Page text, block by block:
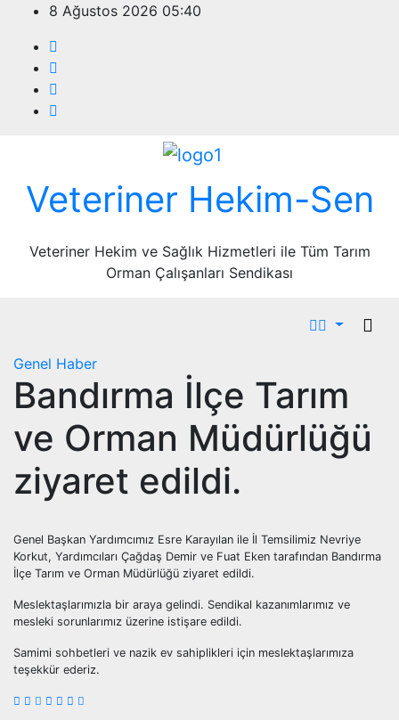
content
8 Ağustos 2026 05:40
Veteriner Hekim-Sen
Veteriner Hekim ve Sağlık Hizmetleri ile Tüm Tarım
Orman Çalışanları Sendikası
Genel Haber
Bandırma İlçe Tarım
ve Orman Müdürlüğü
ziyaret edildi.
Genel Başkan Yardımcımız Esre Karayılan ile İl Temsilimiz Nevriye
Korkut, Yardımcıları Çağdaş Demir ve Fuat Eken tarafından Bandırma
İlçe Tarım ve Orman Müdürlüğü ziyaret edildi.
Meslektaşlarımızla bir araya gelindi. Sendikal kazanımlarımız ve
mesleki sorunlarımız üzerine istişare edildi.
Samimi sohbetleri ve nazik ev sahiplikleri için meslektaşlarımıza
teşekkür ederiz.